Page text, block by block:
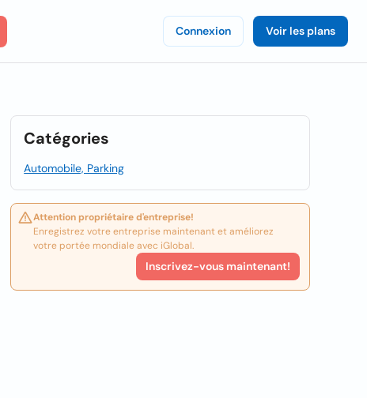
Connexion Voir les plans
Catégories
Automobile, Parking
Attention propriétaire d'entreprise!
Enregistrez votre entreprise maintenant et améliorez
votre portée mondiale avec iGlobal.
Inscrivez-vous maintenant!